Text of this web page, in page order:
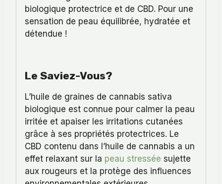
biologique protectrice et de CBD. Pour une
sensation de peau équilibrée, hydratée et
détendue !
Le Saviez-Vous?
L’huile de graines de cannabis sativa
biologique est connue pour calmer la peau
irritée et apaiser les irritations cutanées
grâce à ses propriétés protectrices. Le
CBD contenu dans l’huile de cannabis a un
effet relaxant sur la peau stressée sujette
aux rougeurs et la protège des influences